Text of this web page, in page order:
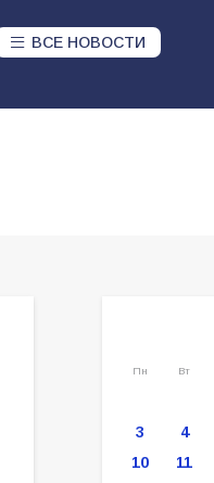
ВСЕ НОВОСТИ
Пн Вт
3
4
10
11